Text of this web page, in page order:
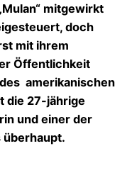
mitgewirkt
doch
mit ihrem
Öffentlichkeit
amerikanischen
die 27-jährige
und einer der